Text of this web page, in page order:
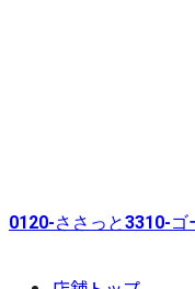
0120-ささっと3310-ゴ